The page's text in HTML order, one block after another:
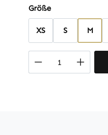
Größeauswählen
XS S M
Produkt